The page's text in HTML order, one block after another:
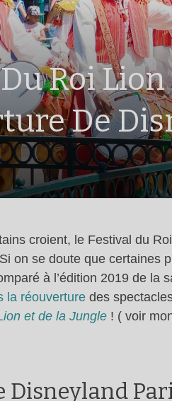
Roi
De
croient, le Festival du
on se doute que certaines
à l’édition 2019 de la
la réouverture des
et de la Jungle ! ( voir